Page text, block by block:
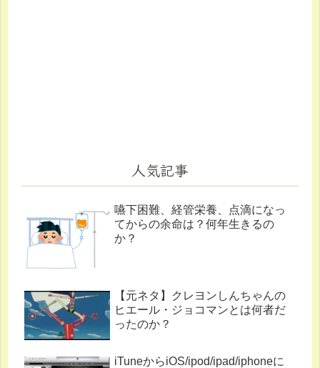
人気記事
嚥下困難、経管栄養、点滴になっ
てからの余命は？何年生きるの
か？
【元ネタ】クレヨンしんちゃんの
ヒエール・ジョコマンとは何者だ
ったのか？
iTuneからiOS/ipod/ipad/iphoneに